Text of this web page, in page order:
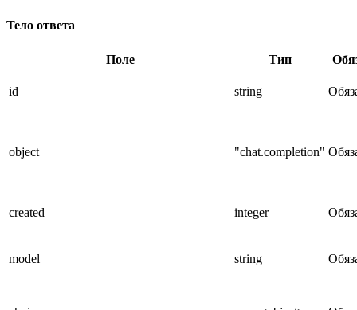
Тело ответа
Поле Тип
id string
object "chat.completion"
created integer
model string